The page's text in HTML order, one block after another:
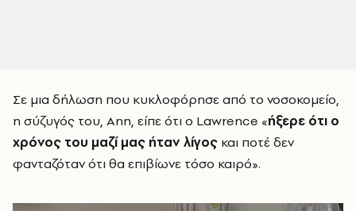
Σε μια δήλωση που κυκλοφόρησε από το νοσοκομείο,
η σύζυγός του, Ann, είπε ότι ο Lawrence «ήξερε ότι ο
χρόνος του μαζί μας ήταν λίγος και ποτέ δεν
φανταζόταν ότι θα επιβίωνε τόσο καιρό».